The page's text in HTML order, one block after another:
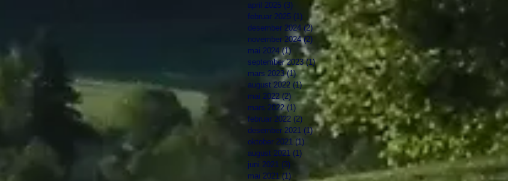
april 2025 (3) 3 innlegg
februar 2025 (1) 1 innlegg
desember 2024 (2)2 innlegg
november 2024 (2) 2 innlegg
mai 2024 (1) 1 innlegg
september 2023 (1)1 innlegg
mars 2023 (1)1 innlegg
august 2022 (1)1 innlegg
mai 2022 (2) 2 innlegg
mars 2022 (1) 1 innlegg
februar 2022 (2) 2 innlegg
desember 2021 (1)1 innlegg
oktober 2021 (1)
august 2021 (1)
juni 2021 (3)
mai 2021 (1) 1 innlegg